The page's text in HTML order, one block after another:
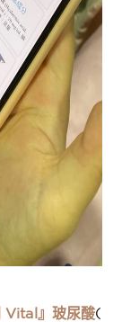
Vital』玻尿酸(